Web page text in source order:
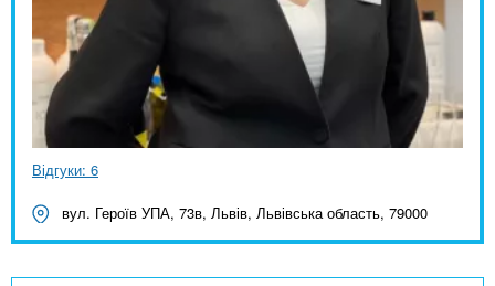
Відгуки: 6
вул. Героїв УПА, 73в, Львів, Львівська область, 79000